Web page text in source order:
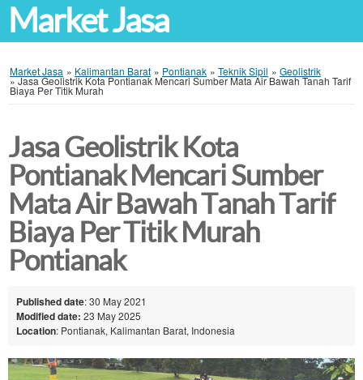
Market Jasa
Market Jasa » Kalimantan Barat » Pontianak » Teknik Sipil » Geolistrik
»Jasa Geolistrik Kota Pontianak Mencari Sumber Mata Air Bawah Tanah Tarif
Biaya Per Titik Murah
Jasa Geolistrik Kota
Pontianak Mencari Sumber
Mata Air Bawah Tanah Tarif
Biaya Per Titik Murah
Pontianak
Published date: 30 May 2021
Modified date: 23 May 2025
Location: Pontianak, Kalimantan Barat, Indonesia